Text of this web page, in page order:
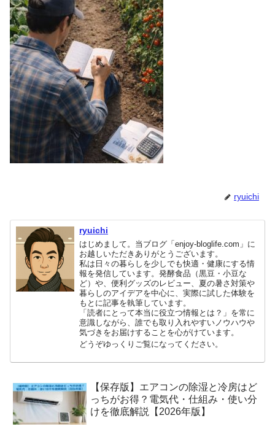
ryuichi
ryuichi
はじめまして。当ブログ「enjoy-bloglife.com」に
お越しいただきありがとうございます。
私は日々の暮らしを少しでも快適・健康にする情
報を発信しています。発酵食品（黒豆・小豆な
ど）や、便利グッズのレビュー、夏の暑さ対策や
暮らしのアイデアを中心に、実際に試した体験を
もとに記事を執筆しています。
「読者にとって本当に役立つ情報とは？」を常に
意識しながら、誰でも取り入れやすいノウハウや
気づきをお届けすることを心がけています。
どうぞゆっくりご覧になってください。
【保存版】エアコンの除湿と冷房はど
っちがお得？電気代・仕組み・使い分
けを徹底解説【2026年版】